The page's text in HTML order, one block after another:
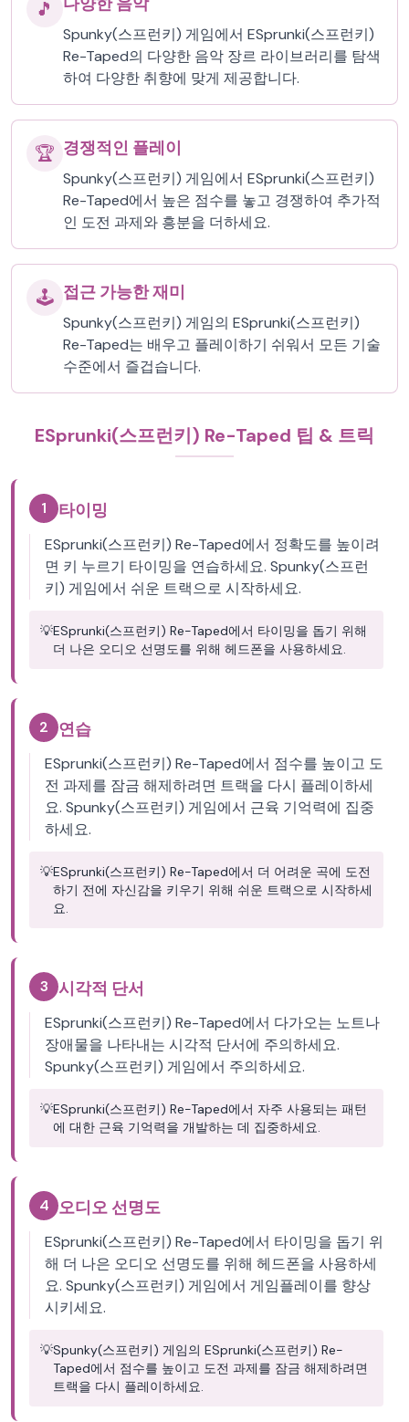
🎵
Spunky(스프런키) 게임에서 ESprunki(스프런키)
Re-Taped의 다양한 음악 장르 라이브러리를 탐색
하여 다양한 취향에 맞게 제공합니다.
🏆 경쟁적인 플레이
Spunky(스프런키) 게임에서 ESprunki(스프런키)
Re-Taped에서 높은 점수를 놓고 경쟁하여 추가적
인 도전 과제와 흥분을 더하세요.
🕹️ 접근 가능한 재미
Spunky(스프런키) 게임의 ESprunki(스프런키)
Re-Taped는 배우고 플레이하기 쉬워서 모든 기술
수준에서 즐겁습니다.
ESprunki(스프런키) Re-Taped 팁 & 트릭
1 타이밍
ESprunki(스프런키) Re-Taped에서 정확도를 높이려
면 키 누르기 타이밍을 연습하세요. Spunky(스프런
키) 게임에서 쉬운 트랙으로 시작하세요.
💡ESprunki(스프런키) Re-Taped에서 타이밍을 돕기 위해
더 나은 오디오 선명도를 위해 헤드폰을 사용하세요.
2 연습
ESprunki(스프런키) Re-Taped에서 점수를 높이고 도
전 과제를 잠금 해제하려면 트랙을 다시 플레이하세
요. Spunky(스프런키) 게임에서 근육 기억력에 집중
하세요.
💡ESprunki(스프런키) Re-Taped에서 더 어려운 곡에 도전
하기 전에 자신감을 키우기 위해 쉬운 트랙으로 시작하세
요.
3 시각적 단서
ESprunki(스프런키) Re-Taped에서 다가오는 노트나
장애물을 나타내는 시각적 단서에 주의하세요.
Spunky(스프런키) 게임에서 주의하세요.
💡ESprunki(스프런키) Re-Taped에서 자주 사용되는 패턴
에 대한 근육 기억력을 개발하는 데 집중하세요.
4 오디오 선명도
ESprunki(스프런키) Re-Taped에서 타이밍을 돕기 위
해 더 나은 오디오 선명도를 위해 헤드폰을 사용하세
요. Spunky(스프런키) 게임에서 게임플레이를 향상
시키세요.
💡Spunky(스프런키) 게임의 ESprunki(스프런키) Re-
Taped에서 점수를 높이고 도전 과제를 잠금 해제하려면
트랙을 다시 플레이하세요.